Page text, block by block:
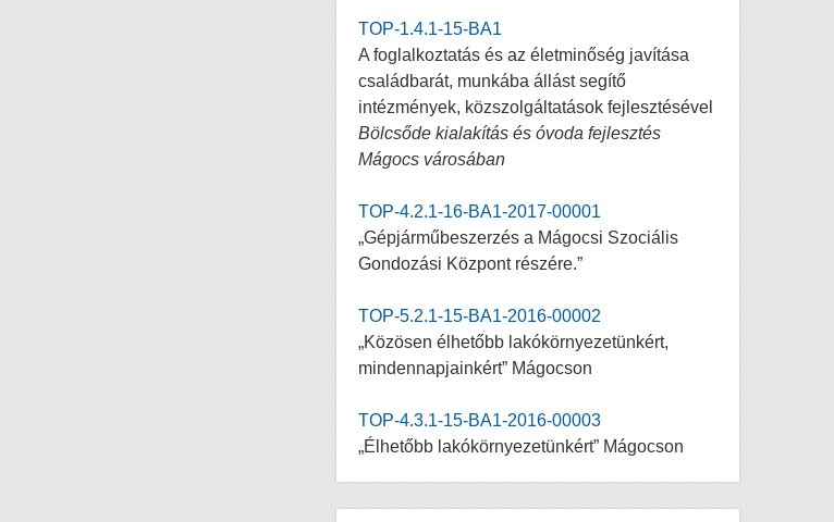
TOP-1.4.1-15-BA1
A foglalkoztatás és az életminőség javítása
családbarát, munkába állást segítő
intézmények, közszolgáltatások fejlesztésével
Bölcsőde kialakítás és óvoda fejlesztés
Mágocs városában
TOP-4.2.1-16-BA1-2017-00001
„Gépjárműbeszerzés a Mágocsi Szociális
Gondozási Központ részére.”
TOP-5.2.1-15-BA1-2016-00002
„Közösen élhetőbb lakókörnyezetünkért,
mindennapjainkért” Mágocson
TOP-4.3.1-15-BA1-2016-00003
„Élhetőbb lakókörnyezetünkért” Mágocson